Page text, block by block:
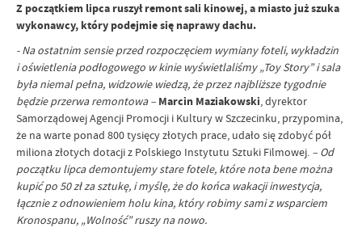
Z początkiem lipca ruszył remont sali kinowej, a miasto już szuka
wykonawcy, który podejmie się naprawy dachu.
- Na ostatnim sensie przed rozpoczęciem wymiany foteli, wykładzin
i oświetlenia podłogowego w kinie wyświetlaliśmy „Toy Story” i sala
była niemal pełna, widzowie wiedzą, że przez najbliższe tygodnie
będzie przerwa remontowa – Marcin Maziakowski, dyrektor
Samorządowej Agencji Promocji i Kultury w Szczecinku, przypomina,
że na warte ponad 800 tysięcy złotych prace, udało się zdobyć pół
miliona złotych dotacji z Polskiego Instytutu Sztuki Filmowej. – Od
początku lipca demontujemy stare fotele, które nota bene można
kupić po 50 zł za sztukę, i myślę, że do końca wakacji inwestycja,
łącznie z odnowieniem holu kina, który robimy sami z wsparciem
Kronospanu, „Wolność” ruszy na nowo.